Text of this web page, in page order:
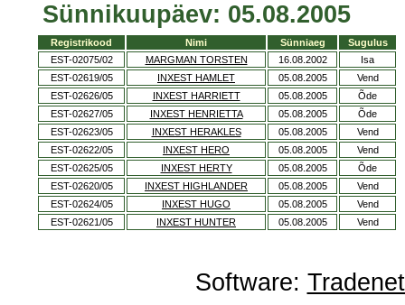
Sünnikuupäev: 05.08.2005
Registrikood Nimi Sünniaeg
Sugulus
EST-02075/02
MARGMAN TORSTEN 16.08.2002
Isa
EST-02619/05
INXEST HAMLET 05.08.2005
Vend
EST-02626/05
INXEST HARRIETT 05.08.2005
Õde
EST-02627/05
INXEST HENRIETTA 05.08.2005
Õde
EST-02623/05
INXEST HERAKLES 05.08.2005
Vend
EST-02622/05
INXEST HERO 05.08.2005
Vend
EST-02625/05
INXEST HERTY 05.08.2005
Õde
EST-02620/05
INXEST HIGHLANDER 05.08.2005
Vend
EST-02624/05
INXEST HUGO 05.08.2005
Vend
EST-02621/05
INXEST HUNTER 05.08.2005 Vend
Software: